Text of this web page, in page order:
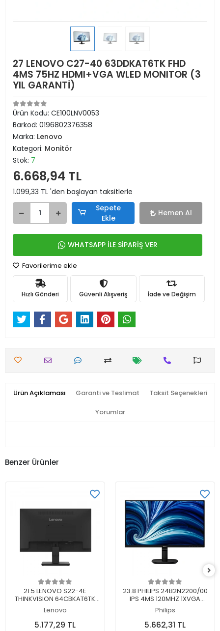
27 LENOVO C27-40 63DDKAT6TK FHD
4MS 75HZ HDMI+VGA WLED MONITOR (3
YIL GARANTİ)
Ürün Kodu: CE100LNV0053
Barkod: 0196802376358
Marka: Lenovo
Kategori: Monitör
Stok: 7
6.668,94 TL
1.099,33 TL 'den başlayan taksitlerle
Sepete
Ekle
Hemen Al
WHATSAPP İLE SİPARİŞ VER
Favorilerime ekle
Hızlı Gönderi Güvenli Alışveriş İade ve Değişim
Ürün Açıklaması Garanti ve Teslimat Taksit Seçenekleri
Yorumlar
Benzer Ürünler
Sepete Ekle
21.5 LENOVO S22-4E
THINKVISION 64CBKAT6TK
FHD 4MS 100HZ HDMI+VGA
WLED MONITOR (3 YIL
GARANTİ)
Lenovo
5.177,29 TL
Sepete Ekle
23.8 PHILIPS 24B2N2200/00
IPS 4MS 120MHZ 1XVGA
1XHDMI 1XDP FHD 1920X1080
HOPARLÖR VESA SİYAH (5 YIL
GARANTİ)
Philips
5.662,31 TL